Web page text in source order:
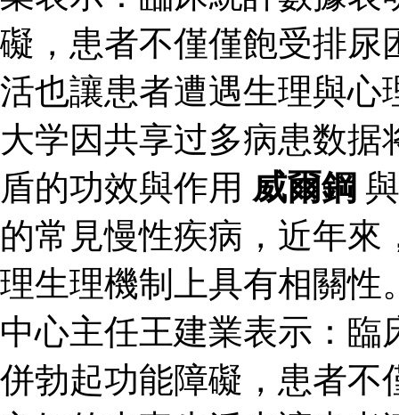
礙，患者不僅僅飽受排尿
活也讓患者遭遇生理與
大学因共享过多病患数
盾的功效與作用 威爾鋼
的常見慢性疾病，近年
理生理機制上具有相關性
中心主任王建業表示：
併勃起功能障礙，患者不